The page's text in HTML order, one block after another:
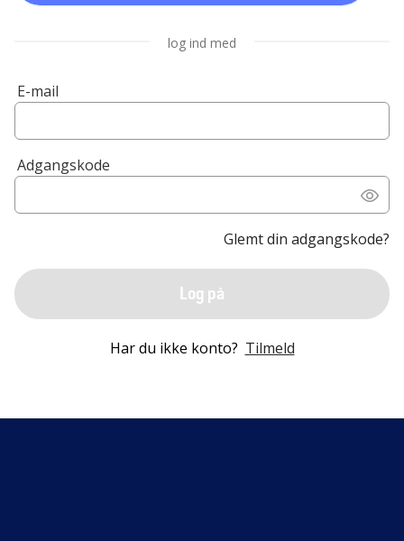
log ind med
E-mail
Adgangskode
Glemt din adgangskode?
Log på
Har du ikke konto? Tilmeld